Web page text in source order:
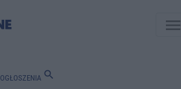
OGŁOSZENIA search